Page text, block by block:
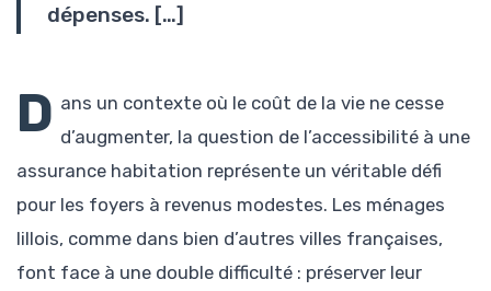
dépenses. […]
D ans un contexte où le coût de la vie ne cesse
d’augmenter, la question de l’accessibilité à une
assurance habitation représente un véritable défi
pour les foyers à revenus modestes. Les ménages
lillois, comme dans bien d’autres villes françaises,
font face à une double difficulté : préserver leur